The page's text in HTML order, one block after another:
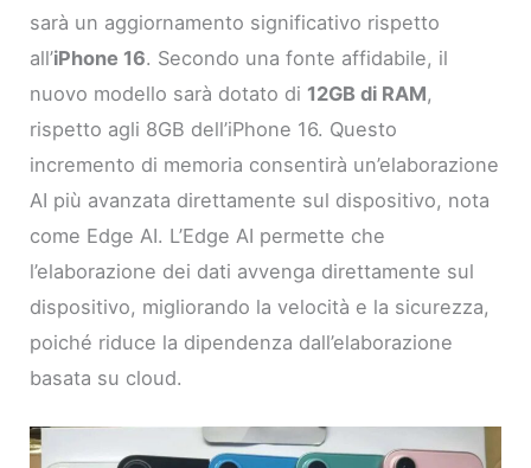
sarà un aggiornamento significativo rispetto
all’iPhone 16. Secondo una fonte affidabile, il
nuovo modello sarà dotato di 12GB di RAM,
rispetto agli 8GB dell’iPhone 16. Questo
incremento di memoria consentirà un’elaborazione
AI più avanzata direttamente sul dispositivo, nota
come Edge AI. L’Edge AI permette che
l’elaborazione dei dati avvenga direttamente sul
dispositivo, migliorando la velocità e la sicurezza,
poiché riduce la dipendenza dall’elaborazione
basata su cloud.